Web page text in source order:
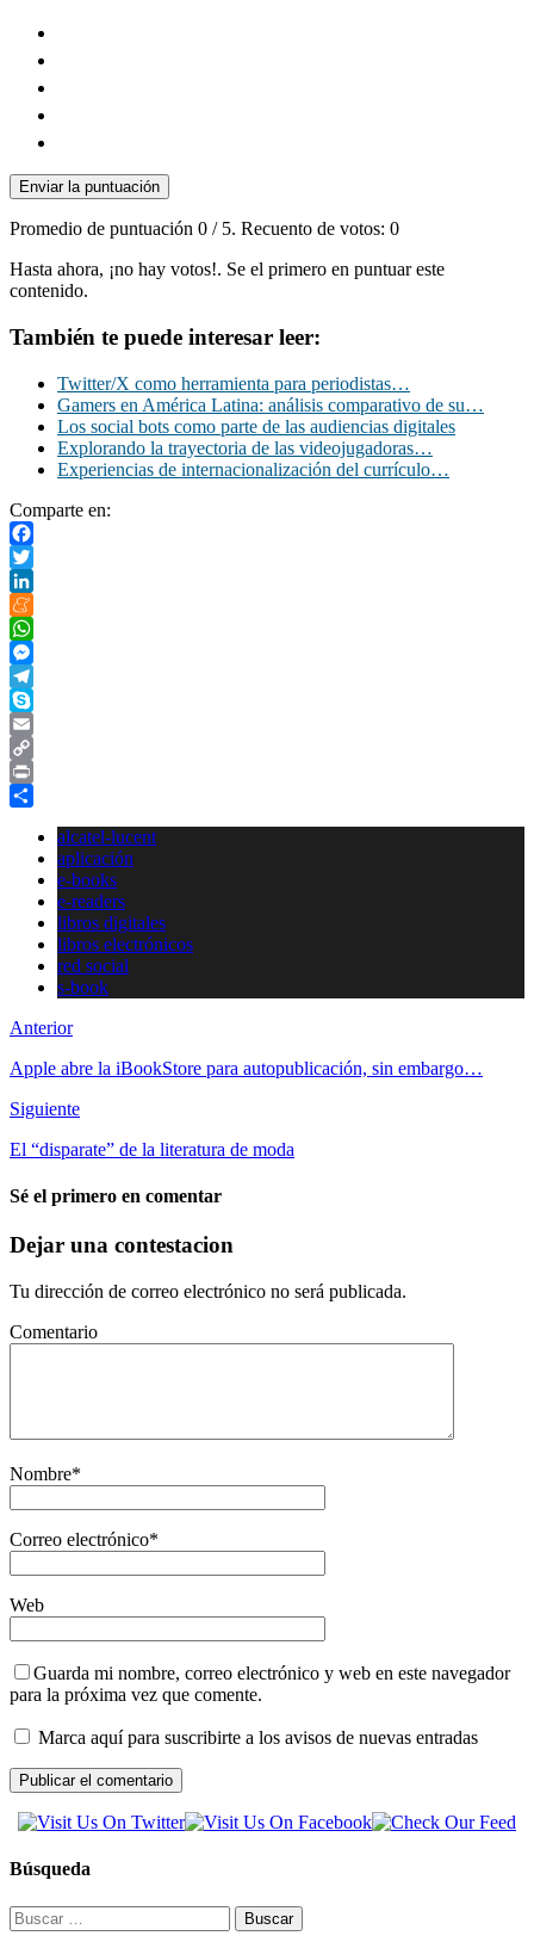
Enviar la puntuación
Promedio de puntuación 0 / 5. Recuento de votos: 0
Hasta ahora, ¡no hay votos!. Se el primero en puntuar este
contenido.
También te puede interesar leer:
Twitter/X como herramienta para periodistas…
Gamers en América Latina: análisis comparativo de su…
Los social bots como parte de las audiencias digitales
Explorando la trayectoria de las videojugadoras…
Experiencias de internacionalización del currículo…
Comparte en:
Facebook
Twitter
LinkedIn
Meneame
WhatsApp
Messenger
Telegram
Skype
Email
Copy
Link
Print
alcatel-lucent
aplicación
e-books
e-readers
libros digitales
libros electrónicos
red social
s-book
Anterior
Apple abre la iBookStore para autopublicación, sin embargo…
Siguiente
El “disparate” de la literatura de moda
Sé el primero en comentar
Dejar una contestacion
Tu dirección de correo electrónico no será publicada.
Comentario
Nombre*
Correo electrónico*
Web
Guarda mi nombre, correo electrónico y web en este navegador
para la próxima vez que comente.
Marca aquí para suscribirte a los avisos de nuevas entradas
Búsqueda
Buscar: